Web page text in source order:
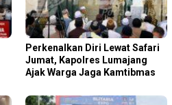
Perkenalkan Diri Lewat Safari
Jumat, Kapolres Lumajang
Ajak Warga Jaga Kamtibmas